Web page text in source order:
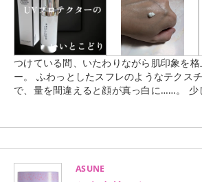
つけている間、いたわりながら肌印象を
ー。 ふわっとしたスフレのようなテクスチャ。 真っ白な色なの
で、量を間違えると顔が真っ白に……。 少しずつ調整しながら
良さそうですね。 暑い季節に使っ
ASUNE